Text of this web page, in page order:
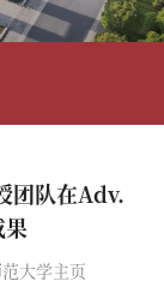
团队在Adv.
大学主页